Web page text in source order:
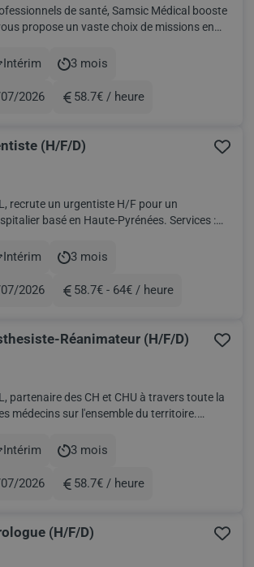
de santé, Samsic Médical booste
propose un vaste choix de missions en
selon vos compétences et vos envies!
Intérim
Durée
3 mois
2026
Rémunération
58.7€ / heure
(H/F/D)
recrute un urgentiste H/F pour un
basé en Haute-Pyrénées. Services :
Samsic Médical, société
Intérim
Durée
3 mois
2026
Rémunération
58.7€ - 64€ / heure
Réanimateur (H/F/D)
partenaire des CH et CHU à travers toute la
médecins sur l'ensemble du territoire.
Pyrénées. Service Anesthésie-
Intérim
Durée
3 mois
2026
Rémunération
58.7€ / heure
(H/F/D)